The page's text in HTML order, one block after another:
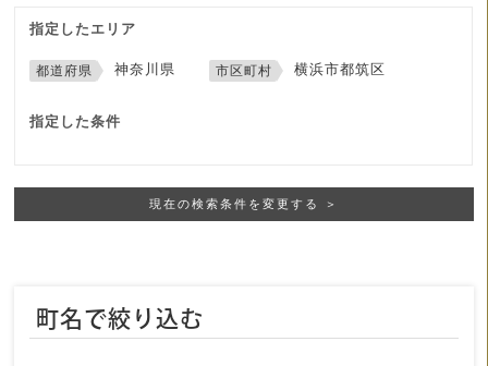
指定したエリア
神奈川県 横浜市都筑区
指定した条件
現在の検索条件を変更する ＞
町名で絞り込む